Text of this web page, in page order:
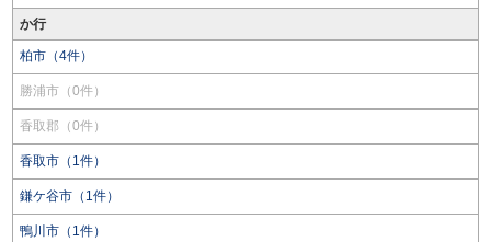
か行
柏市（4件）
勝浦市（0件）
香取郡（0件）
香取市（1件）
鎌ケ谷市（1件）
鴨川市（1件）